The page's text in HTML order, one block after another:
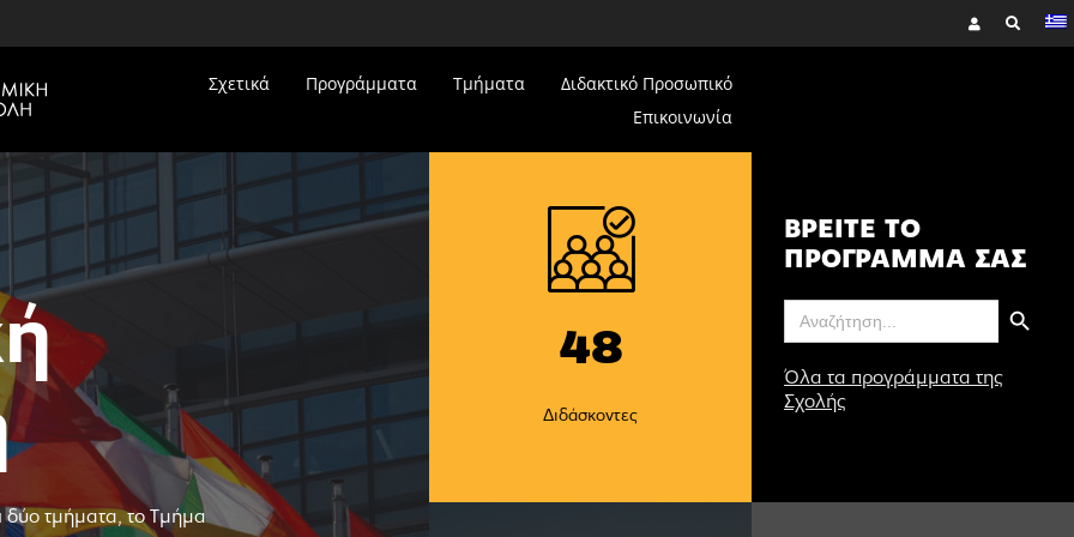
Σχετικά Προγράμματα Τμήματα
Διδακτικό Προσωπικό
Επικοινωνία
δύο τμήματα, το Τμήμα
48
Διδάσκοντες
ΒΡΕΙΤΕ ΤΟ
ΠΡΟΓΡΑΜΜΑ ΣΑΣ
Search
for:
Search Button
Όλα τα προγράμματα της
Σχολής